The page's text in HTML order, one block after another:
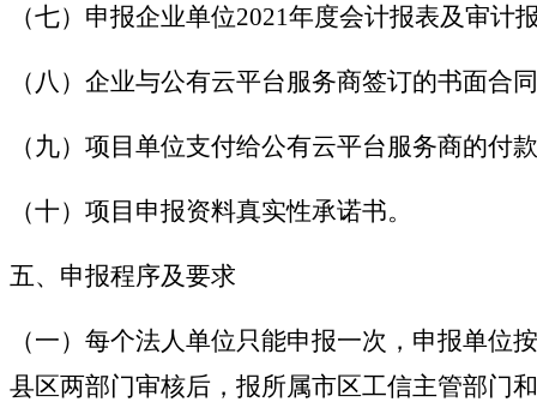
（七）申报企业单位2021年度会计报表及审计
（八）企业与公有云平台服务商签订的书面合
（九）项目单位支付给公有云平台服务商的付
（十）项目申报资料真实性承诺书。
五、申报程序及要求
（一）每个法人单位只能申报一次，申报单
县区两部门审核后，报所属市区工信主管部门